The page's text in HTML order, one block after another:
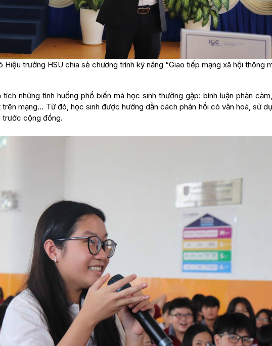
Hiệu trưởng HSU chia sẻ chương trình kỹ năng “Giao tiếp mạng xã hội thông
tích những tình huống phổ biến mà học sinh thường gặp: bình luận phản
mạng… Từ đó, học sinh được hướng dẫn cách phản hồi có văn hoá, sử
trước cộng đồng.